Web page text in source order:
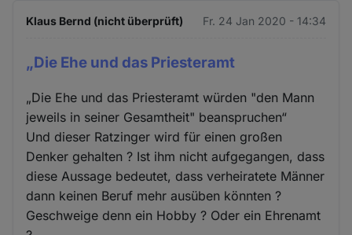
Klaus Bernd (nicht überprüft) Fr. 24 Jan 2020 - 14:34
„Die Ehe und das Priesteramt
„Die Ehe und das Priesteramt würden "den Mann
jeweils in seiner Gesamtheit" beanspruchen“
Und dieser Ratzinger wird für einen großen
Denker gehalten ? Ist ihm nicht aufgegangen, dass
diese Aussage bedeutet, dass verheiratete Männer
dann keinen Beruf mehr ausüben könnten ?
Geschweige denn ein Hobby ? Oder ein Ehrenamt